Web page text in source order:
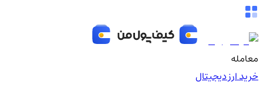
معامله
خرید ارز دیجیتال